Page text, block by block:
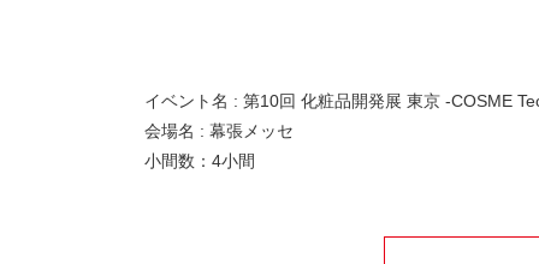
イベント名 : 第10回 化粧品開発展 東京 -COSME
会場名 : 幕張メッセ
小間数：4小間